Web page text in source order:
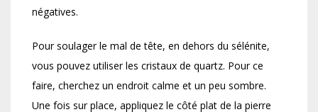
négatives.
Pour soulager le mal de tête, en dehors du sélénite,
vous pouvez utiliser les cristaux de quartz. Pour ce
faire, cherchez un endroit calme et un peu sombre.
Une fois sur place, appliquez le côté plat de la pierre